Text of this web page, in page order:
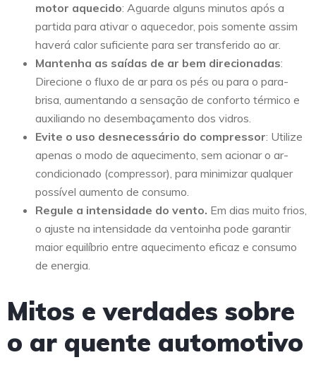
motor aquecido: Aguarde alguns minutos após a
partida para ativar o aquecedor, pois somente assim
haverá calor suficiente para ser transferido ao ar.
Mantenha as saídas de ar bem direcionadas:
Direcione o fluxo de ar para os pés ou para o para-
brisa, aumentando a sensação de conforto térmico e
auxiliando no desembaçamento dos vidros.
Evite o uso desnecessário do compressor: Utilize
apenas o modo de aquecimento, sem acionar o ar-
condicionado (compressor), para minimizar qualquer
possível aumento de consumo.
Regule a intensidade do vento. Em dias muito frios,
o ajuste na intensidade da ventoinha pode garantir
maior equilíbrio entre aquecimento eficaz e consumo
de energia.
Mitos e verdades sobre
o ar quente automotivo